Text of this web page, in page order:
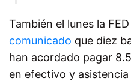
También el lunes la
comunicado que diez
han acordado pagar
en efectivo y